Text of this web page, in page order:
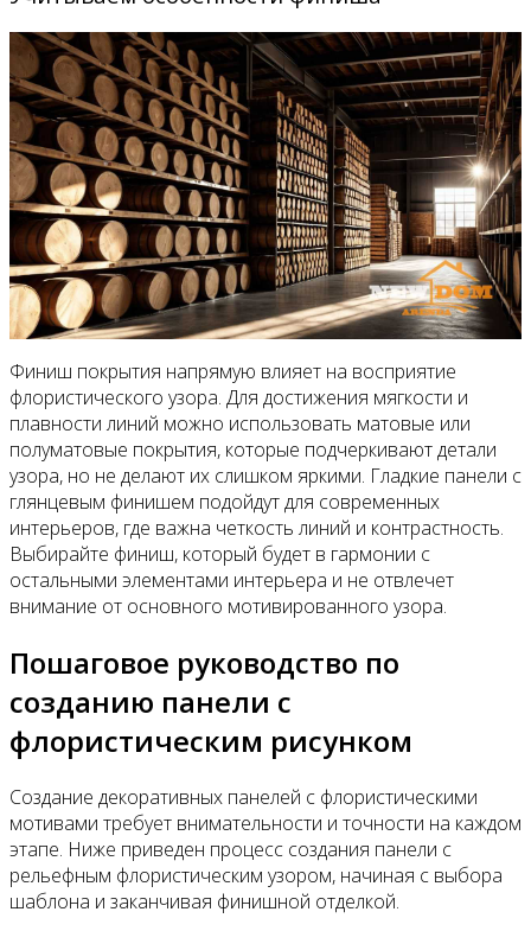
Финиш покрытия напрямую влияет на восприятие
флористического узора. Для достижения мягкости и
плавности линий можно использовать матовые или
полуматовые покрытия, которые подчеркивают детали
узора, но не делают их слишком яркими. Гладкие панели с
глянцевым финишем подойдут для современных
интерьеров, где важна четкость линий и контрастность.
Выбирайте финиш, который будет в гармонии с
остальными элементами интерьера и не отвлечет
внимание от основного мотивированного узора.
Пошаговое руководство по
созданию панели с
флористическим рисунком
Создание декоративных панелей с флористическими
мотивами требует внимательности и точности на каждом
этапе. Ниже приведен процесс создания панели с
рельефным флористическим узором, начиная с выбора
шаблона и заканчивая финишной отделкой.